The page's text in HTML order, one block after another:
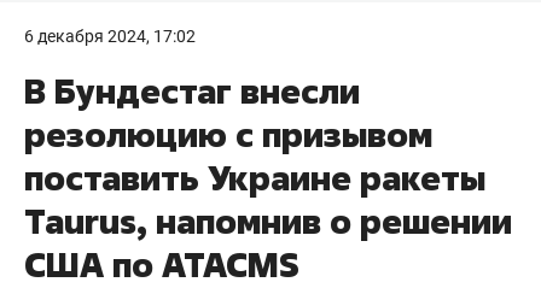
6 декабря 2024, 17:02
В Бундестаг внесли
резолюцию с призывом
поставить Украине ракеты
Taurus, напомнив о решении
США по ATACMS